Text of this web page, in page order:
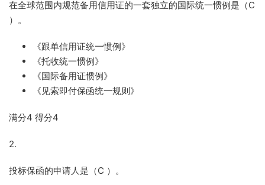
在全球范围内规范备用信用证的一套独立的国际统一惯例是（C
）。
《跟单信用证统一惯例》
《托收统一惯例》
《国际备用证惯例》
《见索即付保函统一规则》
满分4 得分4
2.
投标保函的申请人是（C ）。